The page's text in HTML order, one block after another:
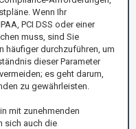
Wenn Ihr
PCI DSS oder einer
muss, sind Sie
häufiger durchzuführen, um
dieser Parameter
es geht darum,
zu gewährleisten.
mit zunehmenden
sich auch die